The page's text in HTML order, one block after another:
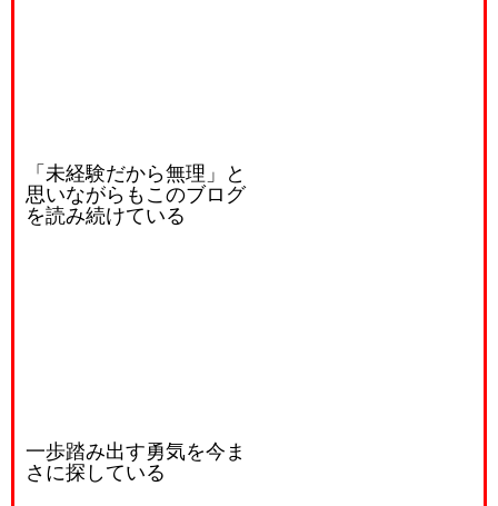
「未経験だから無理」と
思いながらもこのブログ
を読み続けている
一歩踏み出す勇気を今ま
さに探している